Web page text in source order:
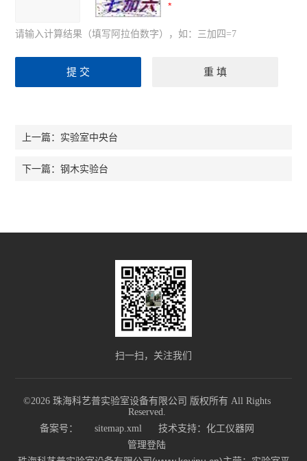
请输入计算结果（填写阿拉伯数字），如：三加四=7
上一篇： 实验室中央台
下一篇：钢木实验台
扫一扫，关注我们
©2026 珠海科艺普实验室设备有限公司 版权所有 All Rights
Reserved.
备案号：
sitemap.xml 技术支持： 化工仪器网
管理登陆